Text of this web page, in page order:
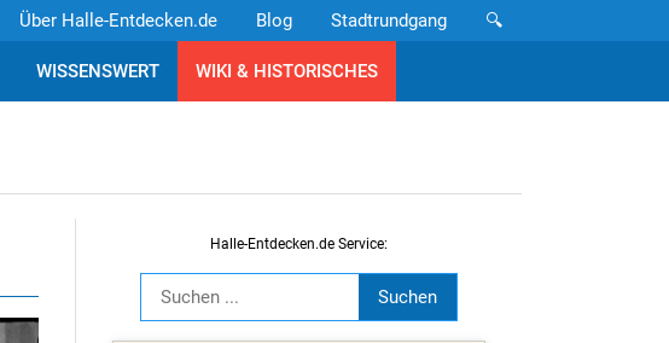
🔍
Stadtrundgang
Blog
Über Halle-Entdecken.de
WISSENSWERT WIKI & HISTORISCHES
Halle-Entdecken.de Service: